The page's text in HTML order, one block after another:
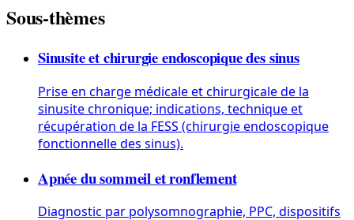
Sous-thèmes
Sinusite et chirurgie endoscopique des sinus
Prise en charge médicale et chirurgicale de la
sinusite chronique; indications, technique et
récupération de la FESS (chirurgie endoscopique
fonctionnelle des sinus).
Apnée du sommeil et ronflement
Diagnostic par polysomnographie, PPC, dispositifs